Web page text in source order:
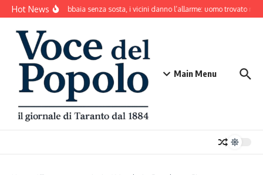
Salta al contenuto
Hot NewsIl cane abbaia senza sosta, i vicini danno l’allarme: uomo trovato
Main Menu